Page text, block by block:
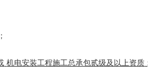
机电安装工程施工总承包贰级及以上资质